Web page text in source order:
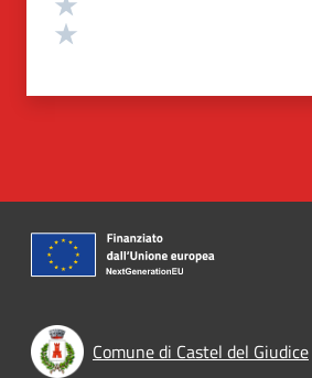
Comune di Castel del Giudice